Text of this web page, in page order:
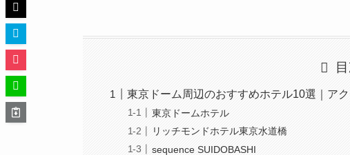
東京ドーム周辺のおすすめホテル10選｜ア
東京ドームホテル
リッチモンドホテル東京水道橋
sequence SUIDOBASHI